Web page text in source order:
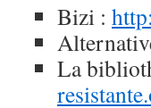
Bizi :
La